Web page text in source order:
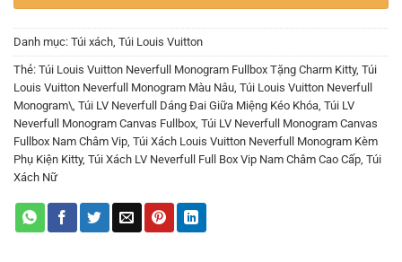
Danh mục: Túi xách Túi Louis Vuitton
Thẻ: Túi Louis Vuitton Neverfull Monogram Fullbox Tặng Charm Kitty, Túi
Louis Vuitton Neverfull Monogram Màu Nâu Túi Louis Vuitton Neverfull
Monogram\ Túi LV Neverfull Dáng Đai Giữa Miệng Kéo Khóa Túi LV
Neverfull Monogram Canvas Fullbox Túi LV Neverfull Monogram Canvas
Fullbox Nam Châm Vip Túi Xách Louis Vuitton Neverfull Monogram Kèm
Phụ Kiện Kitty, Túi Xách LV Neverfull Full Box Vip Nam Châm Cao Cấp Túi
Xách Nữ